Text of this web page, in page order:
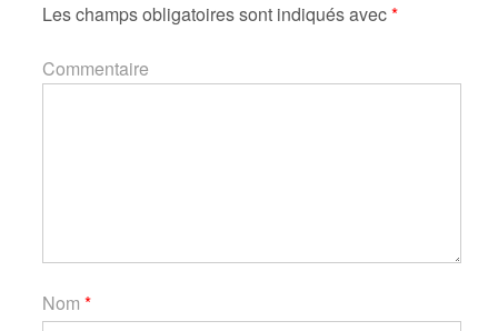
Les champs obligatoires sont indiqués avec*
Commentaire
Nom *